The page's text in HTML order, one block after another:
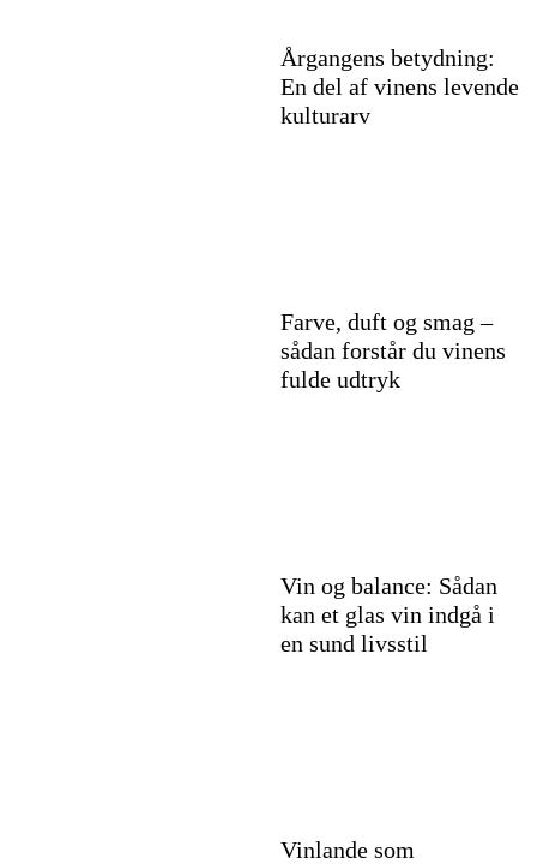
Årgangens betydning:
En del af vinens levende
kulturarv
Farve, duft og smag –
sådan forstår du vinens
fulde udtryk
Vin og balance: Sådan
kan et glas vin indgå i
en sund livsstil
Vinlande som